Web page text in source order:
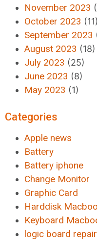
November 2023
October 2023 (11)
September 2023
August 2023 (18)
July 2023 (25)
June 2023 (8)
May 2023 (1)
Categories
Apple news
Battery
Battery iphone
Change Monitor
Graphic Card
Harddisk
Keyboard
logic board repair